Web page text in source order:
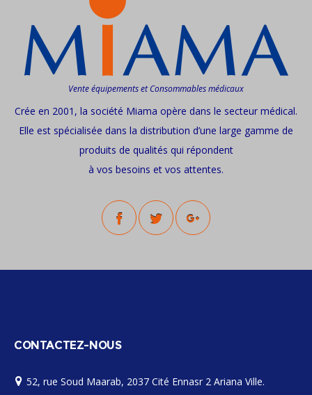
Vente équipements et Consommables médicaux
Crée en 2001, la société Miama opère dans le secteur médical.
Elle est spécialisée dans la distribution d’une large gamme de
produits de qualités qui répondent
à vos besoins et vos attentes.
CONTACTEZ-NOUS
52, rue Soud Maarab, 2037 Cité Ennasr 2 Ariana Ville.